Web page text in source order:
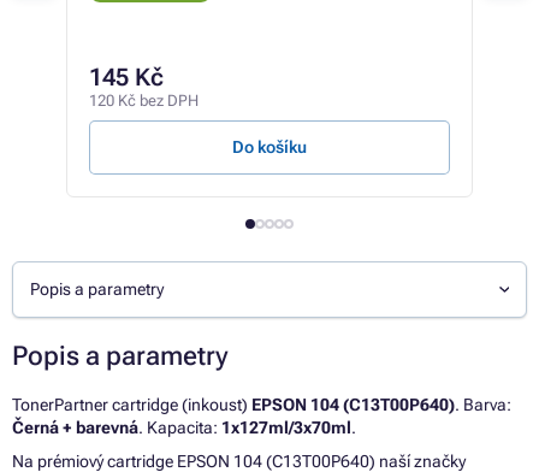
145 Kč
120 Kč bez DPH
Do košíku
Popis a parametry
Popis a parametry
TonerPartner cartridge (inkoust) EPSON 104 (C13T00P640). Barva:
Černá + barevná. Kapacita: 1x127ml/3x70ml.
Na prémiový cartridge EPSON 104 (C13T00P640) naší značky